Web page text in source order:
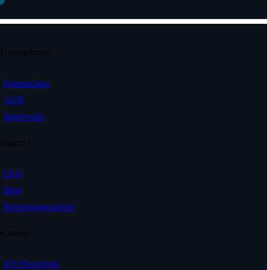
Unternehmen
Datenschutz
AGB
Impressum
Fragen?
FAQ
Blog
Beratungsgespräch
Karriere
iOS Developer